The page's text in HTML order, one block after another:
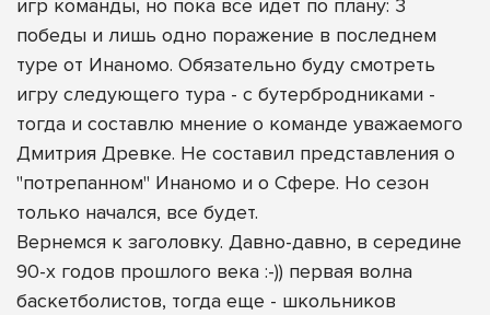
игр команды, но пока все идет по плану: 3
победы и лишь одно поражение в последнем
туре от Инаномо. Обязательно буду смотреть
игру следующего тура - с бутербродниками -
тогда и составлю мнение о команде уважаемого
Дмитрия Древке. Не составил представления о
"потрепанном" Инаномо и о Сфере. Но сезон
только начался, все будет.
Вернемся к заголовку. Давно-давно, в середине
90-х годов прошлого века :-)) первая волна
баскетболистов, тогда еще - школьников